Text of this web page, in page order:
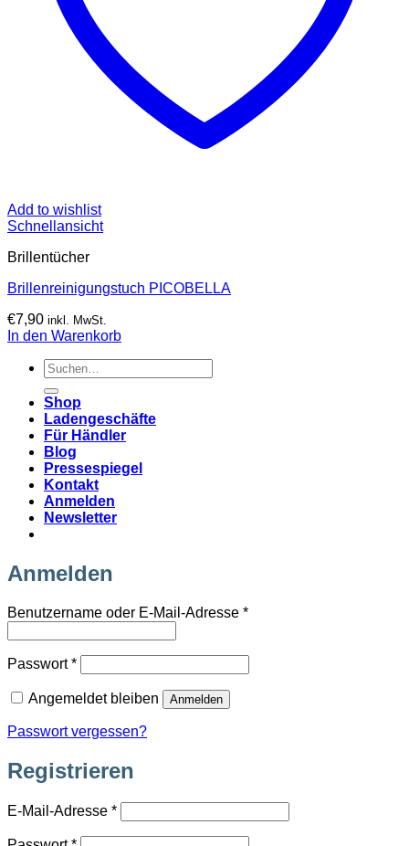
Add to wishlist
Schnellansicht
Brillentücher
Brillenreinigungstuch PICOBELLA
€7,90 inkl. MwSt.
In den Warenkorb
Suchen
nach:
Shop
Ladengeschäfte
Für Händler
Blog
Pressespiegel
Kontakt
Anmelden
Newsletter
Anmelden
Benutzername oder E-Mail-Adresse *Erforderlich
Passwort*Erforderlich
Angemeldet bleiben Anmelden
Passwort vergessen?
Registrieren
E-Mail-Adresse *Erforderlich
Erforderlich